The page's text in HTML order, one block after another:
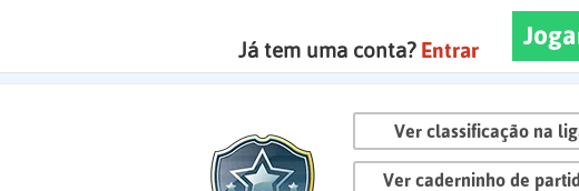
Já tem uma conta? Entrar
Ver classificação na
Ver caderninho de